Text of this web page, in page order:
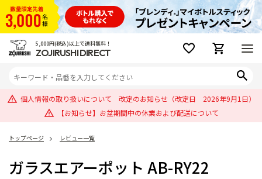
5,000円(税込)以上で送料無料！
ZOJIRUSHI DIRECT
個人情報の取り扱いについて 改定のお知らせ（改定日 2026年9月1日）
【お知らせ】お盆期間中の休業および配送について
トップページ レビュー一覧
ガラスエアーポット AB-RY22